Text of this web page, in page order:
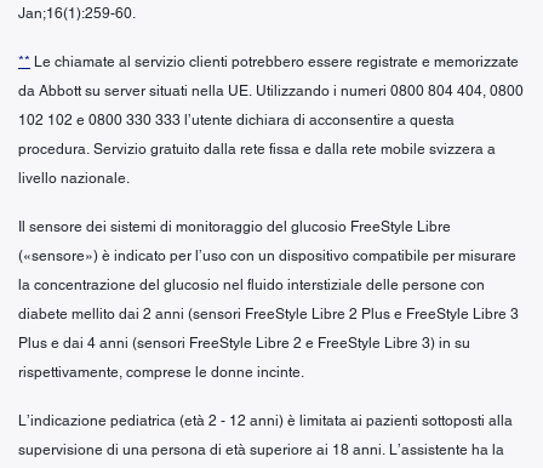
Jan;16(1):259-60.
** Le chiamate al servizio clienti potrebbero essere registrate e memorizzate
da Abbott su server situati nella UE. Utilizzando i numeri 0800 804 404, 0800
102 102 e 0800 330 333 l’utente dichiara di acconsentire a questa
procedura. Servizio gratuito dalla rete fissa e dalla rete mobile svizzera a
livello nazionale.
Il sensore dei sistemi di monitoraggio del glucosio FreeStyle Libre
(«sensore») è indicato per l’uso con un dispositivo compatibile per misurare
la concentrazione del glucosio nel fluido interstiziale delle persone con
diabete mellito dai 2 anni (sensori FreeStyle Libre 2 Plus e FreeStyle Libre 3
Plus e dai 4 anni (sensori FreeStyle Libre 2 e FreeStyle Libre 3) in su
rispettivamente, comprese le donne incinte.
L’indicazione pediatrica (età 2 - 12 anni) è limitata ai pazienti sottoposti alla
supervisione di una persona di età superiore ai 18 anni. L’assistente ha la